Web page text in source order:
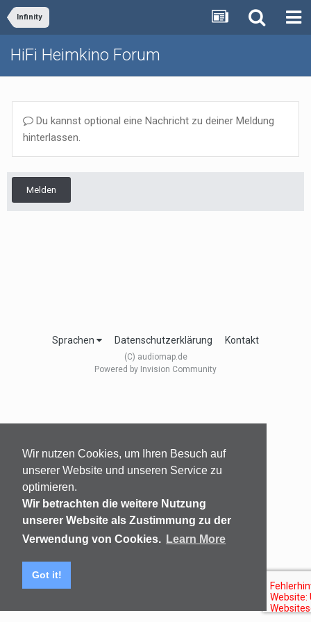
Wir nutzen Cookies, um Ihren Besuch auf
unserer Website und unseren Service zu
optimieren.
Wir betrachten die weitere Nutzung
unserer Website als Zustimmung zu der
Verwendung von Cookies. Learn More
Got it!
Infinity
HiFi Heimkino Forum
Du kannst optional eine Nachricht zu deiner Meldung
hinterlassen.
Melden
Sprachen Datenschutzerklärung Kontakt
(C) audiomap.de
Powered by Invision Community